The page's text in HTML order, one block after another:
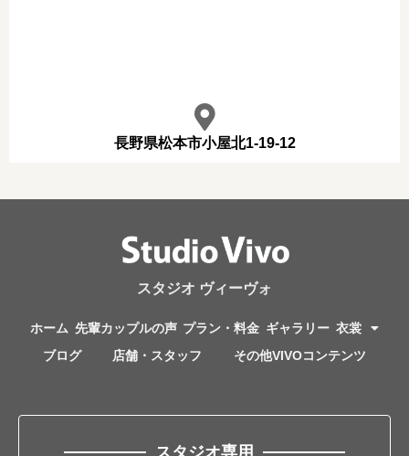
長野県松本市小屋北1-19-12
スタジオ ヴィーヴォ
ホーム 先輩カップルの声 プラン・料金 ギャラリー 衣裳
ブログ
店舗・スタッフ その他VIVOコンテンツ